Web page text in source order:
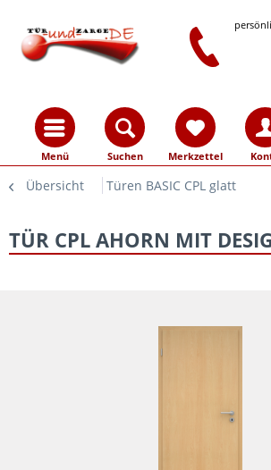
Menü Suchen Merkzettel
Übersicht Türen BASIC CPL glatt
TÜR CPL AHORN MIT